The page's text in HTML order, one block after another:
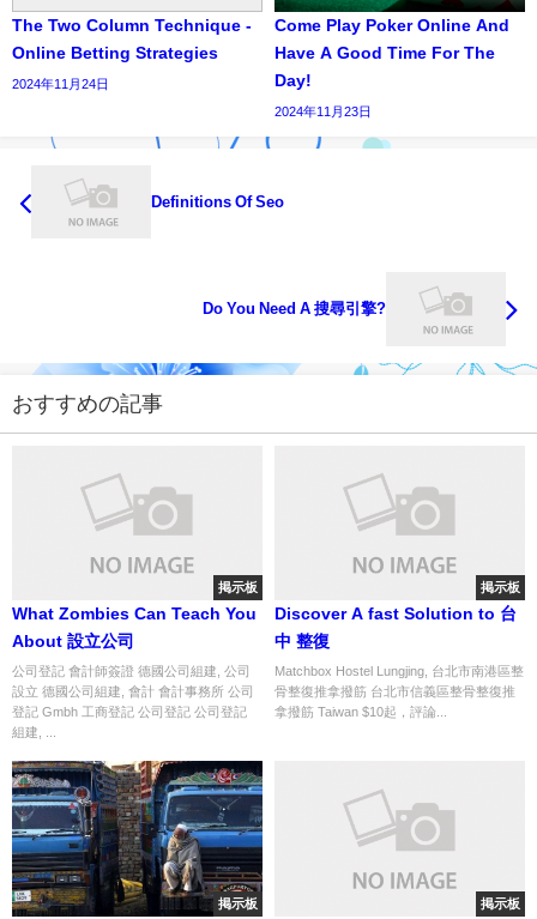
The Two Column Technique -
Online Betting Strategies
2024年11月24日
Come Play Poker Online And
Have A Good Time For The
Day!
2024年11月23日
Definitions Of Seo
Do You Need A 搜尋引擎?
おすすめの記事
掲示板
What Zombies Can Teach You
About 設立公司
公司登記 會計師簽證 德國公司組建, 公司
設立 德國公司組建, 會計 會計事務所 公司
登記 Gmbh 工商登記 公司登記 公司登記
組建, ...
掲示板
Discover A fast Solution to 台
中 整復
Matchbox Hostel Lungjing, 台北市南港區整
骨整復推拿撥筋 台北市信義區整骨整復推
拿撥筋 Taiwan $10起，評論...
掲示板 掲示板